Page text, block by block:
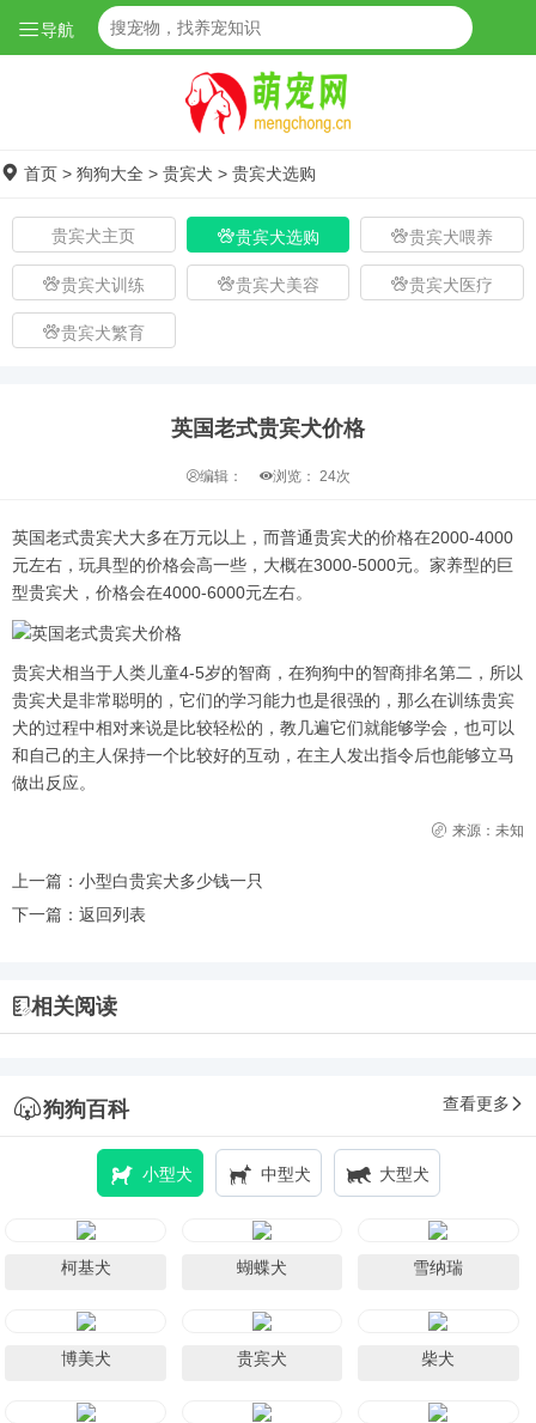
导航
首页 > 狗狗大全 > 贵宾犬 > 贵宾犬选购
贵宾犬主页 贵宾犬选购 贵宾犬喂养
贵宾犬训练 贵宾犬美容 贵宾犬医疗
贵宾犬繁育
英国老式贵宾犬价格
编辑： 浏览： 24次
英国老式贵宾犬大多在万元以上，而普通贵宾犬的价格在2000-4000
元左右，玩具型的价格会高一些，大概在3000-5000元。家养型的巨
型贵宾犬，价格会在4000-6000元左右。
贵宾犬相当于人类儿童4-5岁的智商，在狗狗中的智商排名第二，所以
贵宾犬是非常聪明的，它们的学习能力也是很强的，那么在训练贵宾
犬的过程中相对来说是比较轻松的，教几遍它们就能够学会，也可以
和自己的主人保持一个比较好的互动，在主人发出指令后也能够立马
做出反应。
来源：未知
上一篇： 小型白贵宾犬多少钱一只
下一篇： 返回列表
相关阅读
狗狗百科 查看更多
小型犬 中型犬 大型犬
柯基犬 蝴蝶犬 雪纳瑞
博美犬 贵宾犬 柴犬